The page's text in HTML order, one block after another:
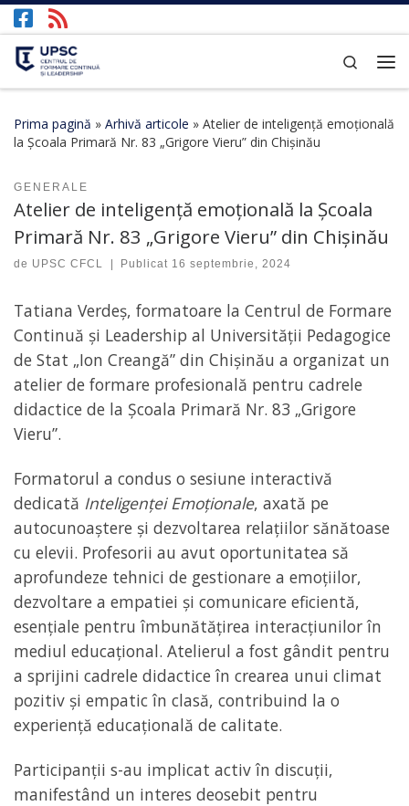
Afișează întregul conținut
Search
Prima pagină » Arhivă articole » Atelier de inteligență emoțională
la Școala Primară Nr. 83 „Grigore Vieru” din Chișinău
GENERALE
Atelier de inteligență emoțională la Școala
Primară Nr. 83 „Grigore Vieru” din Chișinău
de UPSC CFCL Publicat 16 septembrie, 2024
Tatiana Verdeș, formatoare la Centrul de Formare
Continuă și Leadership al Universității Pedagogice
de Stat „Ion Creangă” din Chișinău a organizat un
atelier de formare profesională pentru cadrele
didactice de la Școala Primară Nr. 83 „Grigore
Vieru”.
Formatorul a condus o sesiune interactivă
dedicată Inteligenței Emoționale, axată pe
autocunoaștere și dezvoltarea relațiilor sănătoase
cu elevii. Profesorii au avut oportunitatea să
aprofundeze tehnici de gestionare a emoțiilor,
dezvoltare a empatiei și comunicare eficientă,
esențiale pentru îmbunătățirea interacțiunilor în
mediul educațional. Atelierul a fost gândit pentru
a sprijini cadrele didactice în crearea unui climat
pozitiv și empatic în clasă, contribuind la o
experiență educațională de calitate.
Participanții s-au implicat activ în discuții,
manifestând un interes deosebit pentru